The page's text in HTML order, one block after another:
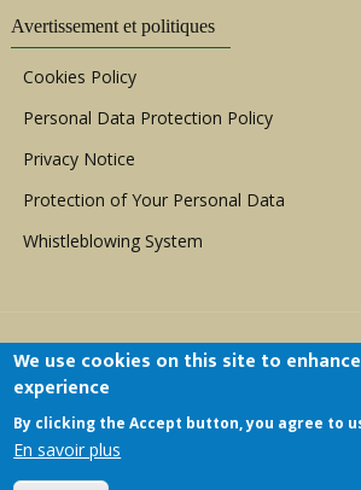
Avertissement et politiques
Cookies Policy
Personal Data Protection Policy
Privacy Notice
Protection of Your Personal Data
Whistleblowing System
Copyright © 1999 - 2026 |
We use cookies on this site to
experience
By clicking the Accept button, you agree to
En savoir plus